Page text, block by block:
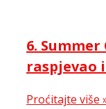
6.
raspjevao
Proćitajte više